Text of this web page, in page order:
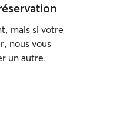
mais si votre
nous vous
un autre.